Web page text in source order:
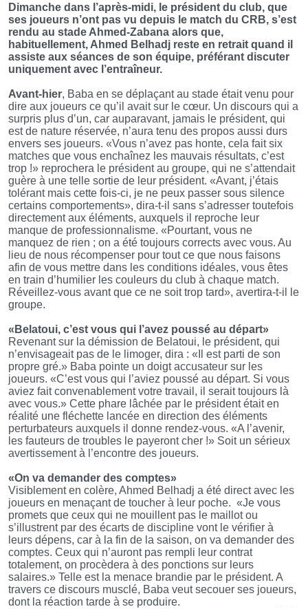
Dimanche dans l’après-midi, le président du club, que
ses joueurs n’ont pas vu depuis le match du CRB, s’est
rendu au stade Ahmed-Zabana alors que,
habituellement, Ahmed Belhadj reste en retrait quand il
assiste aux séances de son équipe, préférant discuter
uniquement avec l’entraîneur.
Avant-hier, Baba en se déplaçant au stade était venu pour
dire aux joueurs ce qu’il avait sur le cœur. Un discours qui a
surpris plus d’un, car auparavant, jamais le président, qui
est de nature réservée, n’aura tenu des propos aussi durs
envers ses joueurs. «Vous n’avez pas honte, cela fait six
matches que vous enchaînez les mauvais résultats, c’est
trop !» reprochera le président au groupe, qui ne s’attendait
guère à une telle sortie de leur président. «Avant, j’étais
tolérant mais cette fois-ci, je ne peux passer sous silence
certains comportements», dira-t-il sans s’adresser toutefois
directement aux éléments, auxquels il reproche leur
manque de professionnalisme. «Pourtant, vous ne
manquez de rien ; on a été toujours corrects avec vous. Au
lieu de nous récompenser pour tout ce que nous faisons
afin de vous mettre dans les conditions idéales, vous êtes
en train d’humilier les couleurs du club à chaque match.
Réveillez-vous avant que ce ne soit trop tard», avertira-t-il le
groupe.
«Belatoui, c’est vous qui l’avez poussé au départ»
Revenant sur la démission de Belatoui, le président, qui
n’envisageait pas de le limoger, dira : «Il est parti de son
propre gré.» Baba pointe un doigt accusateur sur les
joueurs. «C’est vous qui l’aviez poussé au départ. Si vous
aviez fait convenablement votre travail, il serait toujours là
avec vous.» Cette phare lâchée par le président était en
réalité une fléchette lancée en direction des éléments
perturbateurs auxquels il donne rendez-vous. «A l’avenir,
les fauteurs de troubles le payeront cher !» Soit un sérieux
avertissement à l’encontre des joueurs.
«On va demander des comptes»
Visiblement en colère, Ahmed Belhadj a été direct avec les
joueurs en menaçant de toucher à leur poche. «Je vous
promets que ceux qui ne mouillent pas le maillot ou
s’illustrent par des écarts de discipline vont le vérifier à
leurs dépens, car à la fin de la saison, on va demander des
comptes. Ceux qui n’auront pas rempli leur contrat
totalement, on procèdera à des ponctions sur leurs
salaires.» Telle est la menace brandie par le président. A
travers ce discours musclé, Baba veut secouer ses joueurs,
dont la réaction tarde à se produire.